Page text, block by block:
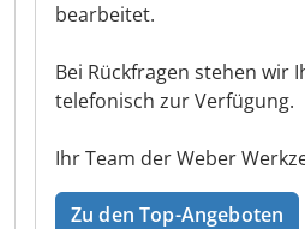
bearbeitet.
Bei Rückfragen stehen wir
telefonisch zur Verfügung.
Ihr Team der Weber
Zu den Top-Angeboten